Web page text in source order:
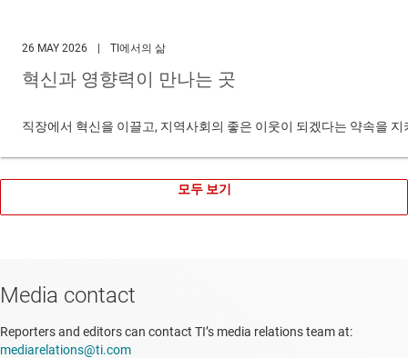
26 MAY 2026 | TI에서의 삶
혁신과 영향력이 만나는 곳
직장에서 혁신을 이끌고, 지역사회의 좋은 이웃이 되겠다는 약속을
모두 보기
Media contact
Reporters and editors can contact TI’s media relations team at:
mediarelations@ti.com